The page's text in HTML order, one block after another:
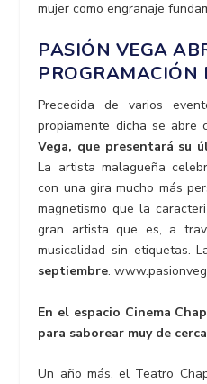
mujer como engranaje
PASIÓN VEGA
PROGRAMACIÓN
Precedida de varios
propiamente dicha se abre
Vega, que presentará su
La artista malagueña
con una gira mucho más
magnetismo que la
gran artista que es, a
musicalidad sin etiquetas.
septiembre.
En el espacio Cinema
para saborear muy de
Un año más, el Teatro